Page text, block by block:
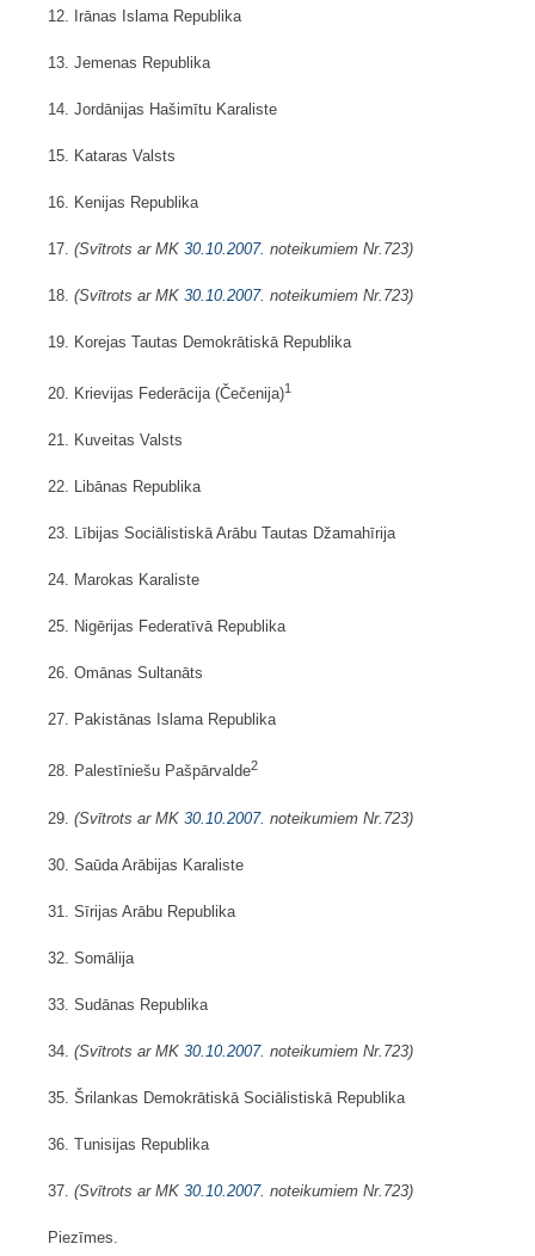
12. Irānas Islama Republika
13. Jemenas Republika
14. Jordānijas Hašimītu Karaliste
15. Kataras Valsts
16. Kenijas Republika
17. (Svītrots ar MK 30.10.2007. noteikumiem Nr.723)
18. (Svītrots ar MK 30.10.2007. noteikumiem Nr.723)
19. Korejas Tautas Demokrātiskā Republika
20. Krievijas Federācija (Čečenija)1
21. Kuveitas Valsts
22. Libānas Republika
23. Lībijas Sociālistiskā Arābu Tautas Džamahīrija
24. Marokas Karaliste
25. Nigērijas Federatīvā Republika
26. Omānas Sultanāts
27. Pakistānas Islama Republika
28. Palestīniešu Pašpārvalde2
29. (Svītrots ar MK 30.10.2007. noteikumiem Nr.723)
30. Saūda Arābijas Karaliste
31. Sīrijas Arābu Republika
32. Somālija
33. Sudānas Republika
34. (Svītrots ar MK 30.10.2007. noteikumiem Nr.723)
35. Šrilankas Demokrātiskā Sociālistiskā Republika
36. Tunisijas Republika
37. (Svītrots ar MK 30.10.2007. noteikumiem Nr.723)
Piezīmes.